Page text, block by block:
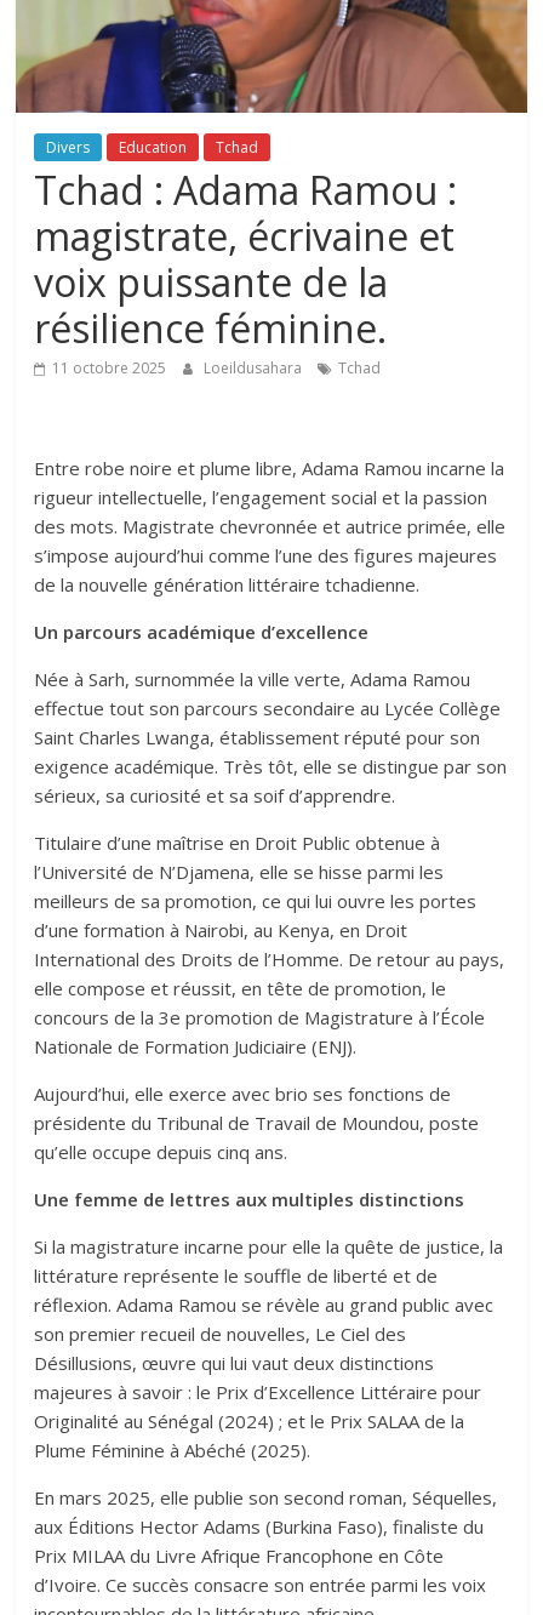
Divers Education Tchad
Tchad : Adama Ramou :
magistrate, écrivaine et
voix puissante de la
résilience féminine.
11 octobre 2025 Loeildusahara Tchad
Entre robe noire et plume libre, Adama Ramou incarne la
rigueur intellectuelle, l’engagement social et la passion
des mots. Magistrate chevronnée et autrice primée, elle
s’impose aujourd’hui comme l’une des figures majeures
de la nouvelle génération littéraire tchadienne.
Un parcours académique d’excellence
Née à Sarh, surnommée la ville verte, Adama Ramou
effectue tout son parcours secondaire au Lycée Collège
Saint Charles Lwanga, établissement réputé pour son
exigence académique. Très tôt, elle se distingue par son
sérieux, sa curiosité et sa soif d’apprendre.
Titulaire d’une maîtrise en Droit Public obtenue à
l’Université de N’Djamena, elle se hisse parmi les
meilleurs de sa promotion, ce qui lui ouvre les portes
d’une formation à Nairobi, au Kenya, en Droit
International des Droits de l’Homme. De retour au pays,
elle compose et réussit, en tête de promotion, le
concours de la 3e promotion de Magistrature à l’École
Nationale de Formation Judiciaire (ENJ).
Aujourd’hui, elle exerce avec brio ses fonctions de
présidente du Tribunal de Travail de Moundou, poste
qu’elle occupe depuis cinq ans.
Une femme de lettres aux multiples distinctions
Si la magistrature incarne pour elle la quête de justice, la
littérature représente le souffle de liberté et de
réflexion. Adama Ramou se révèle au grand public avec
son premier recueil de nouvelles, Le Ciel des
Désillusions, œuvre qui lui vaut deux distinctions
majeures à savoir : le Prix d’Excellence Littéraire pour
Originalité au Sénégal (2024) ; et le Prix SALAA de la
Plume Féminine à Abéché (2025).
En mars 2025, elle publie son second roman, Séquelles,
aux Éditions Hector Adams (Burkina Faso), finaliste du
Prix MILAA du Livre Afrique Francophone en Côte
d’Ivoire. Ce succès consacre son entrée parmi les voix